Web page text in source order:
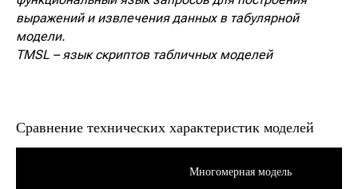
выражений и извлечения данных в табулярной
модели.
TMSL – язык скриптов табличных моделей
Сравнение технических характеристик моделей
Многомерная модель